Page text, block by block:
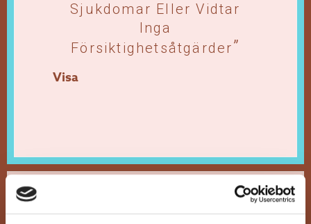
Sjukdomar Eller Vidtar
Inga
Försiktighetsåtgärder
Visa